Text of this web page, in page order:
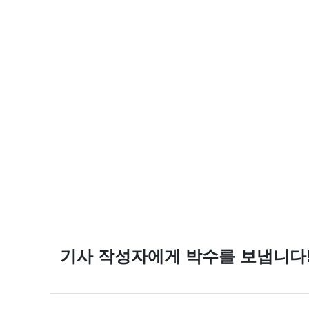
기사 작성자에게 박수를 보냅니